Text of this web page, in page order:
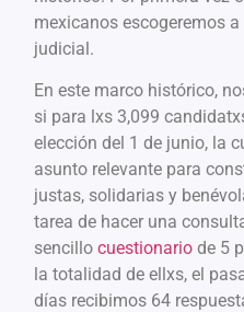
mexicanos escogeremos
judicial.
En este marco histórico,
si para lxs 3,099
elección del 1 de junio, la
asunto relevante para
justas, solidarias y
tarea de hacer una
sencillocuestionario de 5
la totalidad de ellxs, el
días recibimos 64